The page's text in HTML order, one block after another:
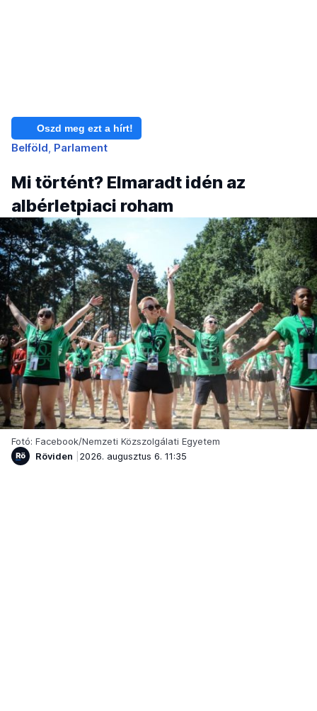
Oszd meg ezt a hírt!
Belföld Parlament
Mi történt? Elmaradt idén az
albérletpiaci roham
Fotó: Facebook/Nemzeti Közszolgálati Egyetem
Röviden
2026. augusztus 6. 11:35